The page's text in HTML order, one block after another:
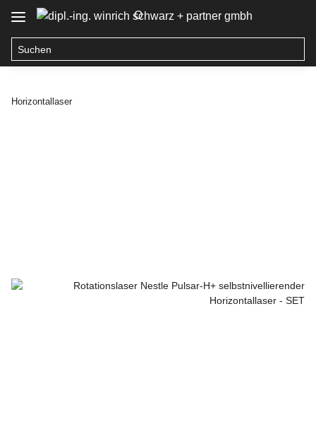
O
Horizontallaser